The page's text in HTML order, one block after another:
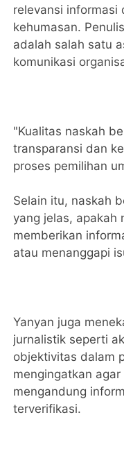
relevansi informasi
kehumasan.
adalah salah satu
komunikasi
"Kualitas naskah
transparansi dan
proses pemilihan
Selain itu, naskah
yang jelas, apakah
memberikan
atau menanggapi
Yanyan juga
jurnalistik seperti
objektivitas dalam
mengingatkan
mengandung
terverifikasi.